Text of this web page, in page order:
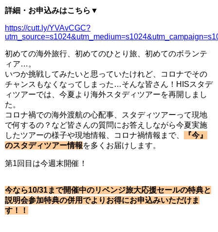
詳細・お申込みはこちら▼
https://cutt.ly/YVAvCGC?
初めての海外旅行、初めてのひとり旅、初めてのボランテ
ィア…。
いつか挑戦してみたいと思っていたけれど、コロナでその
チャンスもなくなってしまった…そんな皆さん！HISスタデ
ィツアーでは、今夏より海外スタディツアーを再開しまし
た。
コロナ禍での海外渡航の心配事、スタディツアーって現地
で何するの？など皆さんの質問にお答えしながら今夏実施
したツアーの様子や現地情報、コロナ禍情報まで、
『今』
のスタディツアー情報を多くお届けします。
第1回目は今週末開催！
今なら10/31まで開催中のリベンジ旅大応援セールの特典と
説明会参加特典の併用でよりお得にお申込みいただけま
す！！